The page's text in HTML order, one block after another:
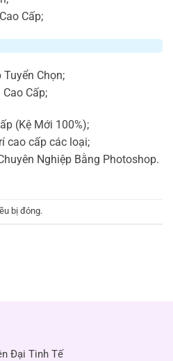
Cấp;
Tuyển Chọn;
Cấp;
(Kệ Mới 100%);
cao cấp các loại;
Nghiệp Bằng Photoshop.
bị đóng.
Đại Tinh Tế